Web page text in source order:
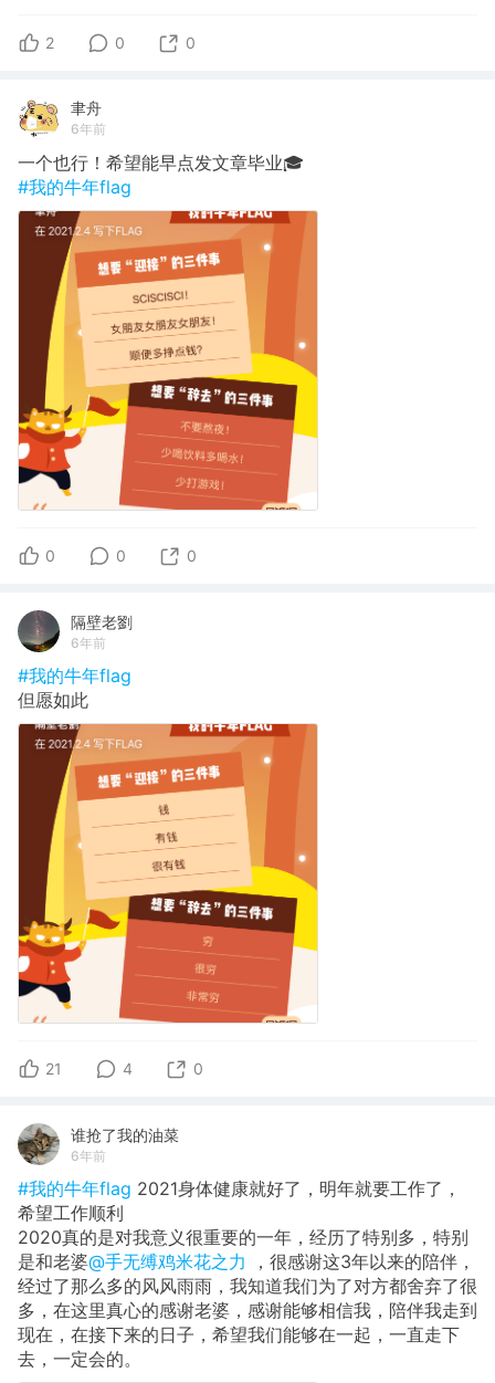
2 0 0
聿舟
6年前
一个也行！希望能早点发文章毕业🎓
#我的牛年flag
0 0 0
隔壁老劉
6年前
#我的牛年flag
但愿如此
21 4 0
谁抢了我的油菜
6年前
#我的牛年flag 2021身体健康就好了，明年就要工作了，
希望工作顺利
2020真的是对我意义很重要的一年，经历了特别多，特别
是和老婆@手无缚鸡米花之力
，很感谢这3年以来的陪伴，
经过了那么多的风风雨雨，我知道我们为了对方都舍弃了很
多，在这里真心的感谢老婆，感谢能够相信我，陪伴我走到
现在，在接下来的日子，希望我们能够在一起，一直走下
去，一定会的。